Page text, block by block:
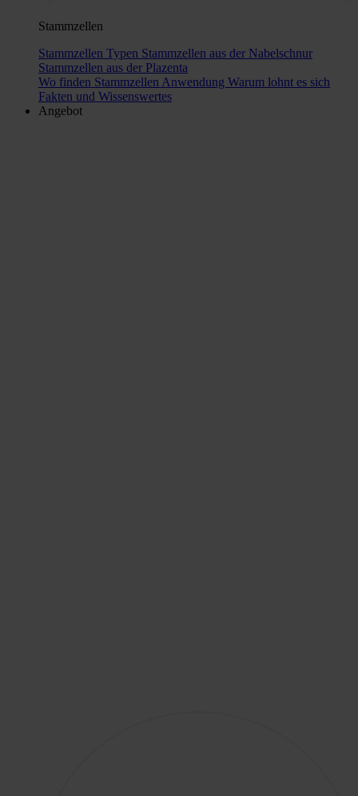
Stammzellen
Stammzellen Typen Stammzellen aus der Nabelschnur
Stammzellen aus der Plazenta
Wo finden Stammzellen Anwendung Warum lohnt es sich
Fakten und Wissenswertes
Angebot